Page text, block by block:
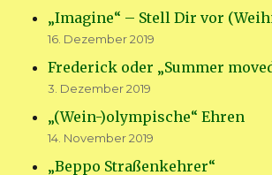
„Imagine“ – Stell Dir vor
16. Dezember 2019
Frederick oder „Summer
3. Dezember 2019
„(Wein-)olympische“ Ehren
14. November 2019
„Beppo Straßenkehrer“